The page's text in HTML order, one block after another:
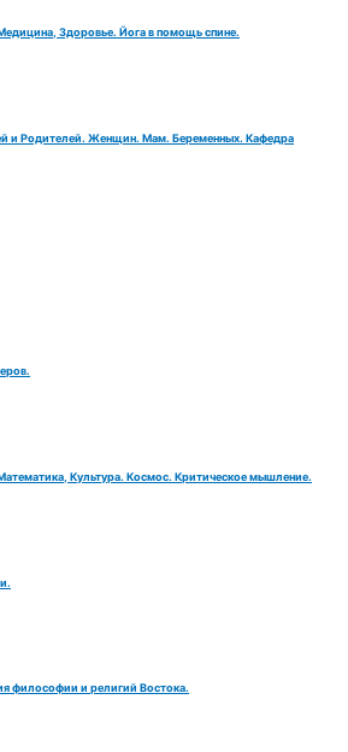
Здоровье. Йога в помощь спине.
и Родителей. Женщин. Мам. Беременных. Кафедра
Культура. Космос. Критическое мышление.
философии и религий Востока.